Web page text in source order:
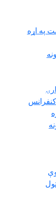
په اړه